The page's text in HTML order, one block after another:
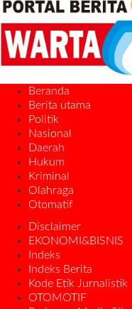
Beranda
Berita utama
Politik
Nasional
Daerah
Hukum
Kriminal
Olahraga
Otomatif
Disclaimer
EKONOMI&BISNIS
Indeks
Indeks Berita
Kode Etik Jurnalistik
OTOMOTIF